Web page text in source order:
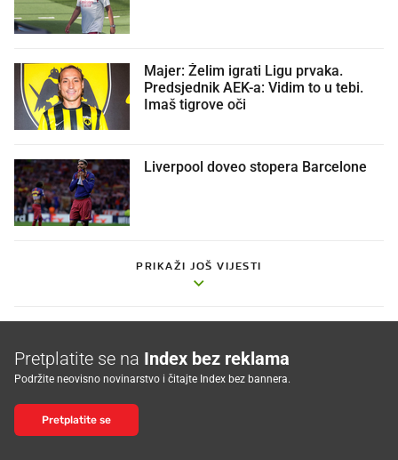
Majer: Želim igrati Ligu prvaka.
Predsjednik AEK-a: Vidim to u tebi.
Imaš tigrove oči
Liverpool doveo stopera Barcelone
PRIKAŽI JOŠ VIJESTI
Pretplatite se na Index bez reklama
Podržite neovisno novinarstvo i čitajte Index bez bannera.
Pretplatite se